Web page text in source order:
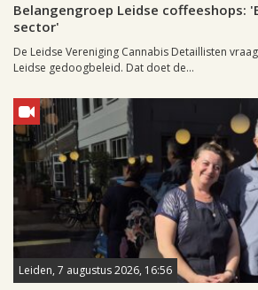
Belangengroep Leidse coffeeshops:
sector'
De Leidse Vereniging Cannabis Detaillisten
Leidse gedoogbeleid. Dat doet de...
Leiden, 7 augustus 2026, 16:56